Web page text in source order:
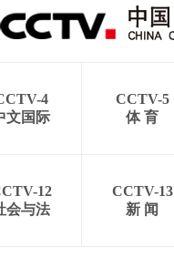
4
文国际
CCTV-5
体 育
12
会与法
CCTV-13
新 闻